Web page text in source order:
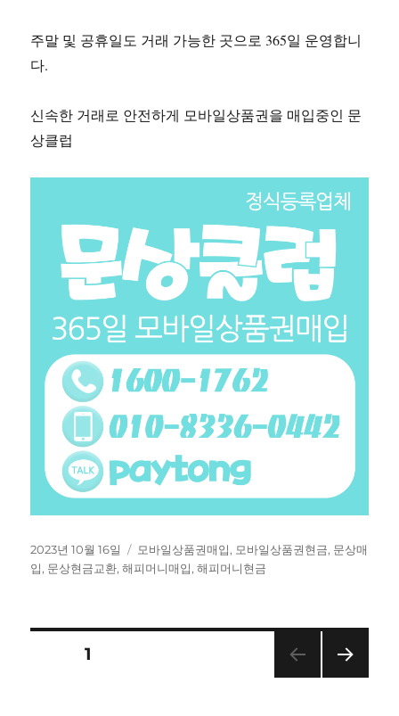
주말 및 공휴일도 거래 가능한 곳으로 365일 운영합니
다.
신속한 거래로 안전하게 모바일상품권을 매입중인 문
상클럽
작
성
2023년 10월 16일
태
그
모바일상품권매입, 모바일상품권현금, 문상매
입, 문상현금교환,해피머니매입,해피머니현금
페이지1